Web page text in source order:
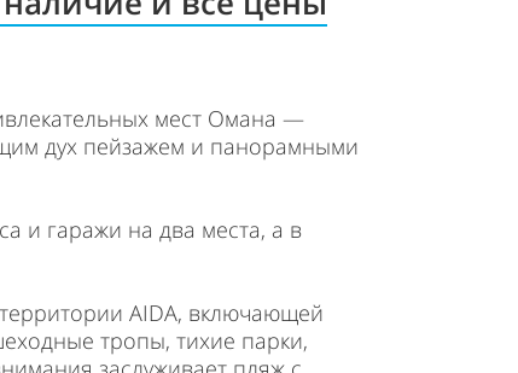
мест Омана —
дух пейзажем и панорамными
и гаражи на два места, а в
AIDA, включающей
тропы, тихие парки,